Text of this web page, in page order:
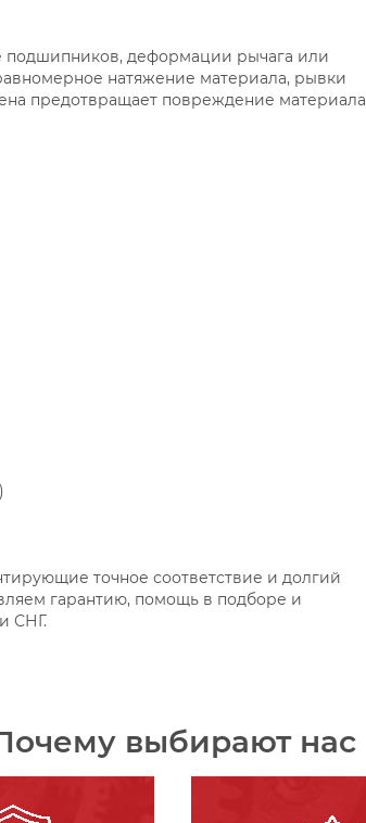
подшипников, деформации рычага или
натяжение материала, рывки
предотвращает повреждение материала
точное соответствие и долгий
гарантию, помощь в подборе и
СНГ.
выбирают нас